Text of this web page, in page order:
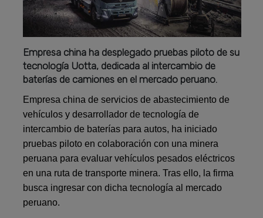
Empresa china ha desplegado pruebas piloto de su
tecnología Uotta, dedicada al intercambio de
baterías de camiones en el mercado peruano.
Empresa china de servicios de abastecimiento de
vehículos y desarrollador de tecnología de
intercambio de baterías para autos, ha iniciado
pruebas piloto en colaboración con una minera
peruana para evaluar vehículos pesados eléctricos
en una ruta de transporte minera. Tras ello, la firma
busca ingresar con dicha tecnología al mercado
peruano.